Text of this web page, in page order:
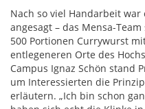
Nach so viel Handarbeit
angesagt – das Mensa-
500 Portionen Currywurst
entlegeneren Orte des
Campus Ignaz Schön stand
um Interessierten die
erläutern. „Ich bin schon